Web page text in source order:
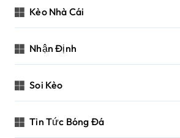
Kèo Nhà Cái
Nhận Định
Soi Kèo
Tin Tức Bóng Đá